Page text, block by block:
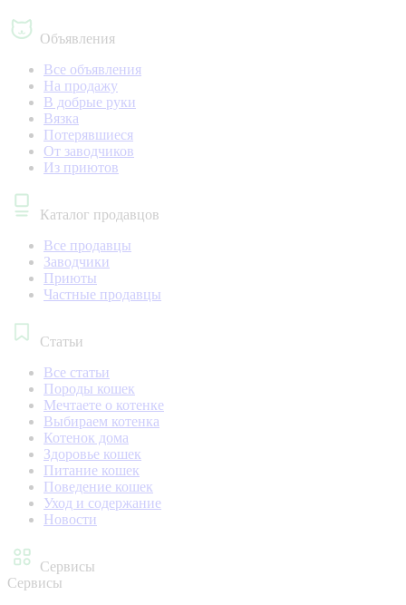
Объявления
Все объявления
На продажу
В добрые руки
Вязка
Потерявшиеся
От заводчиков
Из приютов
Каталог продавцов
Все продавцы
Заводчики
Приюты
Частные продавцы
Статьи
Все статьи
Породы кошек
Мечтаете о котенке
Выбираем котенка
Котенок дома
Здоровье кошек
Питание кошек
Поведение кошек
Уход и содержание
Новости
Сервисы
Сервисы